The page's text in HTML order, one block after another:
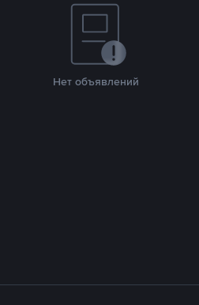
Нет объявлений